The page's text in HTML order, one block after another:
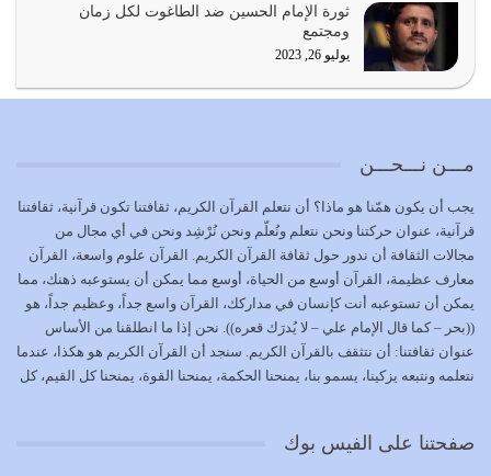
بحبل الله جميعاً وليس كل…
يوليو 22, 2026
المُلك كله لله تعالى يؤتيه من يشاء وينزعه ممن يشاء ويعز من
كل زمان…
يوليو 19, 2026
الوظيفة عبارة عن مسؤولية يجب النهوض بها كما ينبغي لكي
تتحقق الحقوق للجميع
يوليو 18, 2026
بعض صفات المتقين {الصَّابِرِينَ وَالصَّادِقِينَ وَالْقَانِتِينَ
يوليو 17, 2026
ثورة الإمام الحسين ضد الطاغوت لكل زمان
ومجتمع
يوليو 26, 2023
مـــن نـــحـــن
يجب أن يكون همّنا هو ماذا؟ أن نتعلم القرآن الكريم، ثقافتنا تكون قرآنية، ثقافتنا
قرآنية، عنوان حركتنا ونحن نتعلم ونُعلّم ونحن نُرْشِد ونحن في أي مجال من
مجالات الثقافة أن ندور حول ثقافة القرآن الكريم. القرآن علوم واسعة، القرآن
معارف عظيمة، القرآن أوسع من الحياة، أوسع مما يمكن أن يستوعبه ذهنك، مما
يمكن أن تستوعبه أنت كإنسان في مداركك، القرآن واسع جداً، وعظيم جداً، هو
((بحر – كما قال الإمام علي – لا يُدرَك قعره)). نحن إذا ما انطلقنا من الأساس
عنوان ثقافتنا: أن نتثقف بالقرآن الكريم. سنجد أن القرآن الكريم هو هكذا، عندما
نتعلمه ونتبعه يزكينا، يسمو بنا، يمنحنا الحكمة، يمنحنا القوة، يمنحنا كل القيم، كل
بمستوى أن نثقف الآخرين بالقرآن الكريم، وأن نتثقف بثقافة القرآن الكريم
صفحتنا على الفيس بوك